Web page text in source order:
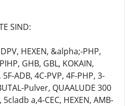
SIND:
HEXEN, &alpha;-PHP,
GHB, GBL, KOKAIN,
ADB, 4C-PVP, 4F-PHP, 3-
Pulver, QUAALUDE 300
5cladb a,4-CEC, HEXEN, AMB-